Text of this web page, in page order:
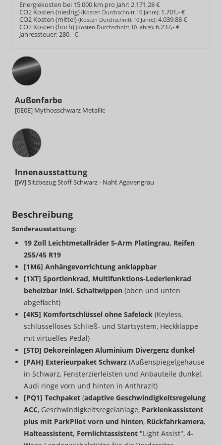
Energiekosten bei 15.000 km pro Jahr:2.171,28 €
CO2 Kosten (niedrig) (Kosten Durchschnitt 10 Jahre): 1.701,- €
CO2 Kosten (mittel) (Kosten Durchschnitt 10 Jahre):4.039,88 €
CO2 Kosten (hoch) (Kosten Durchschnitt 10 Jahre):6.237,- €
Jahressteuer:280,- €
Außenfarbe
[0E0E] Mythosschwarz Metallic
Innenausstattung
Innenausstattung
[JW] Sitzbezug Stoff Schwarz - Naht Agavengrau
Beschreibung
Sonderausstattung:
19 Zoll Leichtmetallräder 5-Arm Platingrau, Reifen
255/45 R19
[1M6] Anhängevorrichtung anklappbar
[1XT] Sportlenkrad, Multifunktions-Lederlenkrad
beheizbar inkl. Schaltwippen (oben und unten
abgeflacht)
[4K5] Komfortschlüssel ohne Safelock (Keyless,
schlüsselloses Schließ- und Startsystem, Heckklappe
mit virtuelles Pedal)
[5TD] Dekoreinlagen Aluminium Divergenz dunkel
[PAH] Exterieurpaket Schwarz (Außenspiegelgehäuse
in Schwarz, Fensterzierleisten und Anbauteile dunkel,
Audi ringe vorn und hinten in Anthrazit)
[PQ1] Techpaket (adaptive Geschwindigkeitsregelung
ACC, Geschwindigkeitsregelanlage, Parklenkassistent
plus mit ParkPilot vorn und hinten, Rückfahrkamera,
Halteassistent, Fernlichtassistent "Light Assist", 4-